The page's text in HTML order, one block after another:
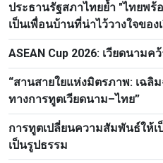
ประธานรัฐสภาไทยย้ำ "ไทยพร้
เป็นเพื่อนบ้านที่น่าไว้วางใจของ
ASEAN Cup 2026: เวียดนามค
“สานสายใยแห่งมิตรภาพ: เฉลิ
ทางการทูตเวียดนาม–ไทย”
การทูตเปลี่ยนความสัมพันธ์ให้
เป็นรูปธรรม